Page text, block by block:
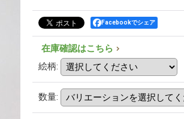
Facebookでシェア
在庫確認はこちら
絵柄:
数量: